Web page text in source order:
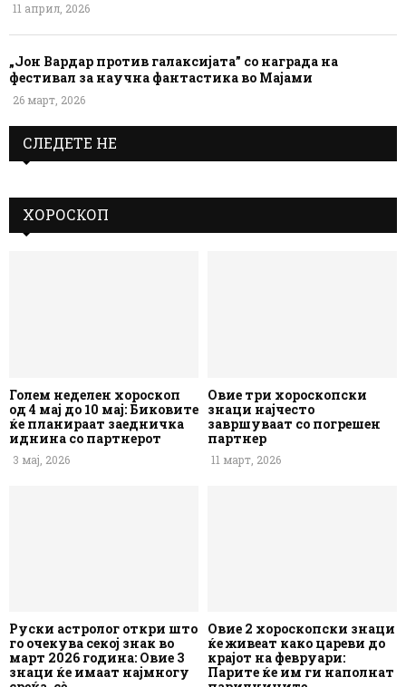
11 април, 2026
„Јон Вардар против галаксијата” со награда на
фестивал за научна фантастика во Мајами
26 март, 2026
СЛЕДЕТЕ НЕ
ХОРОСКОП
Голем неделен хороскоп
од 4 мај до 10 мај: Биковите
ќе планираат заедничка
иднина со партнерот
3 мај, 2026
Овие три хороскопски
знаци најчесто
завршуваат со погрешен
партнер
11 март, 2026
Руски астролог откри што
го очекува секој знак во
март 2026 година: Овие 3
знаци ќе имаат најмногу
Овие 2 хороскопски знаци
ќе живеат како цареви до
крајот на февруари:
Парите ќе им ги наполнат